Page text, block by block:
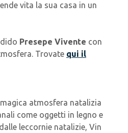
vita la sua casa in un
Presepe Vivente con
Trovate qui il
atmosfera natalizia
come oggetti in legno e
leccornie natalizie, Vin